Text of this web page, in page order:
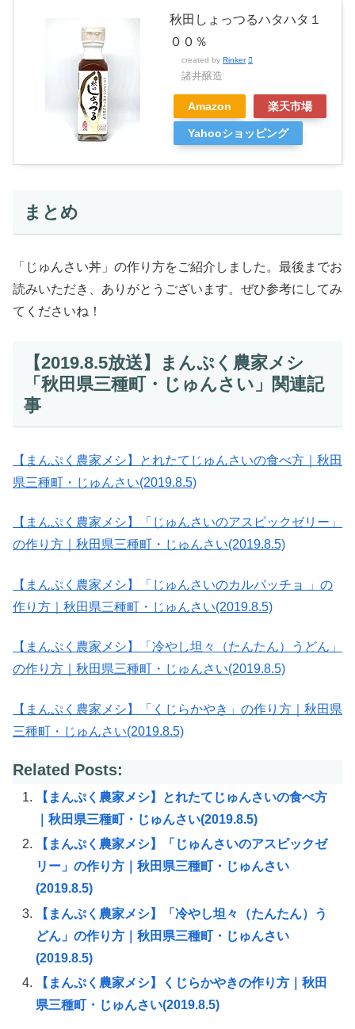
秋田しょっつるハタハタ１
００％
created by Rinker
諸井醸造
Amazon 楽天市場
Yahooショッピング
まとめ
「じゅんさい丼」の作り方をご紹介しました。最後までお
読みいただき、ありがとうございます。ぜひ参考にしてみ
てくださいね！
【2019.8.5放送】まんぷく農家メシ
「秋田県三種町・じゅんさい」関連記
事
【まんぷく農家メシ】とれたてじゅんさいの食べ方｜秋田
県三種町・じゅんさい(2019.8.5)
【まんぷく農家メシ】「じゅんさいのアスピックゼリー」
の作り方｜秋田県三種町・じゅんさい(2019.8.5)
【まんぷく農家メシ】「じゅんさいのカルパッチョ 」の
作り方｜秋田県三種町・じゅんさい(2019.8.5)
【まんぷく農家メシ】「冷やし坦々（たんたん）うどん」
の作り方｜秋田県三種町・じゅんさい(2019.8.5)
【まんぷく農家メシ】「くじらかやき」の作り方｜秋田県
三種町・じゅんさい(2019.8.5)
Related Posts:
【まんぷく農家メシ】とれたてじゅんさいの食べ方
｜秋田県三種町・じゅんさい(2019.8.5)
【まんぷく農家メシ】「じゅんさいのアスピックゼ
リー」の作り方｜秋田県三種町・じゅんさい
(2019.8.5)
【まんぷく農家メシ】「冷やし坦々（たんたん）う
どん」の作り方｜秋田県三種町・じゅんさい
(2019.8.5)
【まんぷく農家メシ】くじらかやきの作り方｜秋田
県三種町・じゅんさい(2019.8.5)